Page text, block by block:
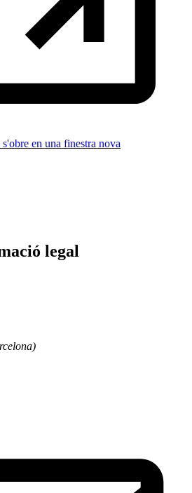
en una finestra nova
legal